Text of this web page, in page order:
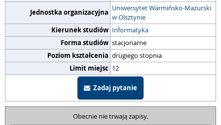
Jednostka organizacyjna Uniwersytet Warmińsko-Mazurski
w Olsztynie
Kierunek studiów Informatyka
Forma studiów stacjonarne
Poziom kształcenia drugiego stopnia
Limit miejsc 12
Zadaj pytanie
Obecnie nie trwają zapisy.